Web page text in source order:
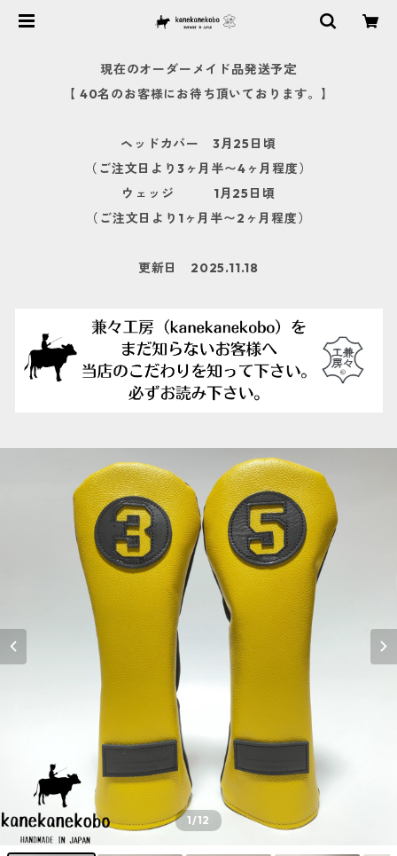
現在のオーダーメイド品発送予定
【 40名のお客様にお待ち頂いております。】
ヘッドカバー 3月25日頃
（ご注文日より3ヶ月半〜4ヶ月程度）
ウェッジ 1月25日頃
（ご注文日より1ヶ月半〜2ヶ月程度）
更新日 2025.11.18
1/12